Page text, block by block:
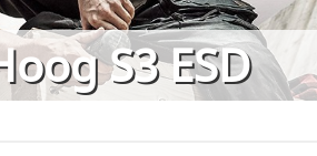
S3 ESD